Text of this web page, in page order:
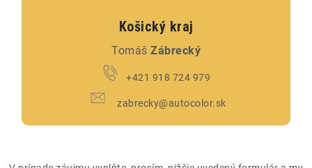
Košický kraj
Tomáš Zábrecký
+421 918 724 979
zabrecky@autocolor.sk